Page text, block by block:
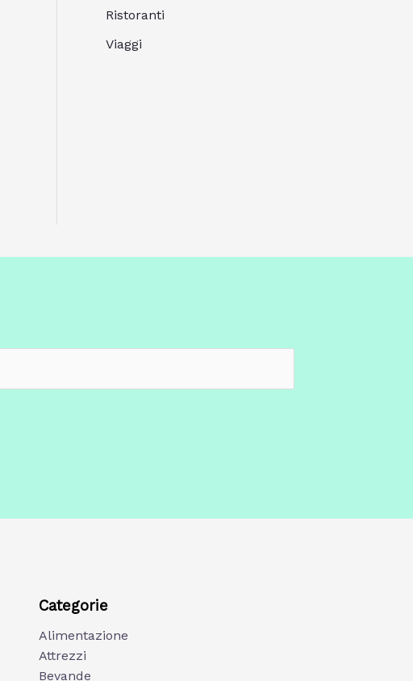
Ristoranti
Viaggi
Categorie
Alimentazione
Attrezzi
Bevande